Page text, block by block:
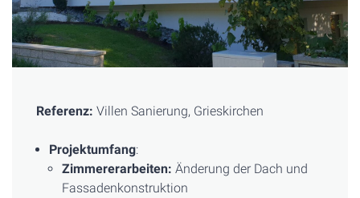
Referenz: Villen Sanierung, Grieskirchen
Projektumfang:
Zimmererarbeiten: Änderung der Dach und
Fassadenkonstruktion